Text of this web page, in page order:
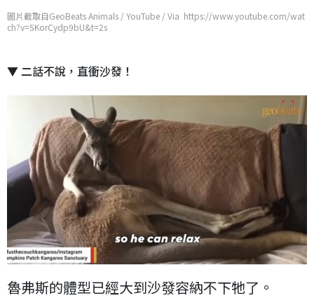
圖片截取自GeoBeats Animals / YouTube / Via https://www.youtube.com/wat
ch?v=5KorCydp9bU&t=2s
▼ 二話不說，直衝沙發！
魯弗斯的體型已經大到沙發容納不下牠了。